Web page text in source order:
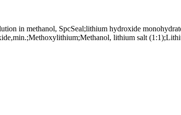
in methanol, SpcSeal;lithium hydroxide
lithium salt